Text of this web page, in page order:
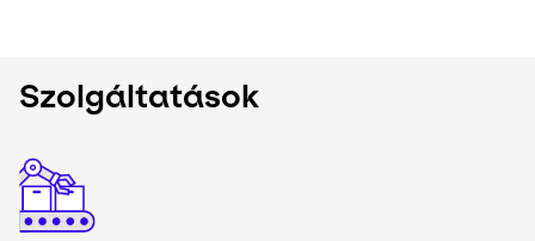
Szolgáltatások
Keepeek